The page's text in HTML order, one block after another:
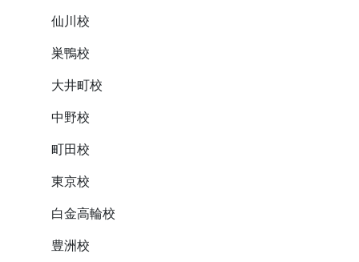
仙川校
巣鴨校
大井町校
中野校
町田校
東京校
白金高輪校
豊洲校